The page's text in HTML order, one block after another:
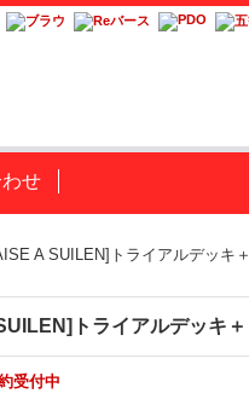
せ
A SUILEN]トライアルデッキ＋
トライアルデッキ＋